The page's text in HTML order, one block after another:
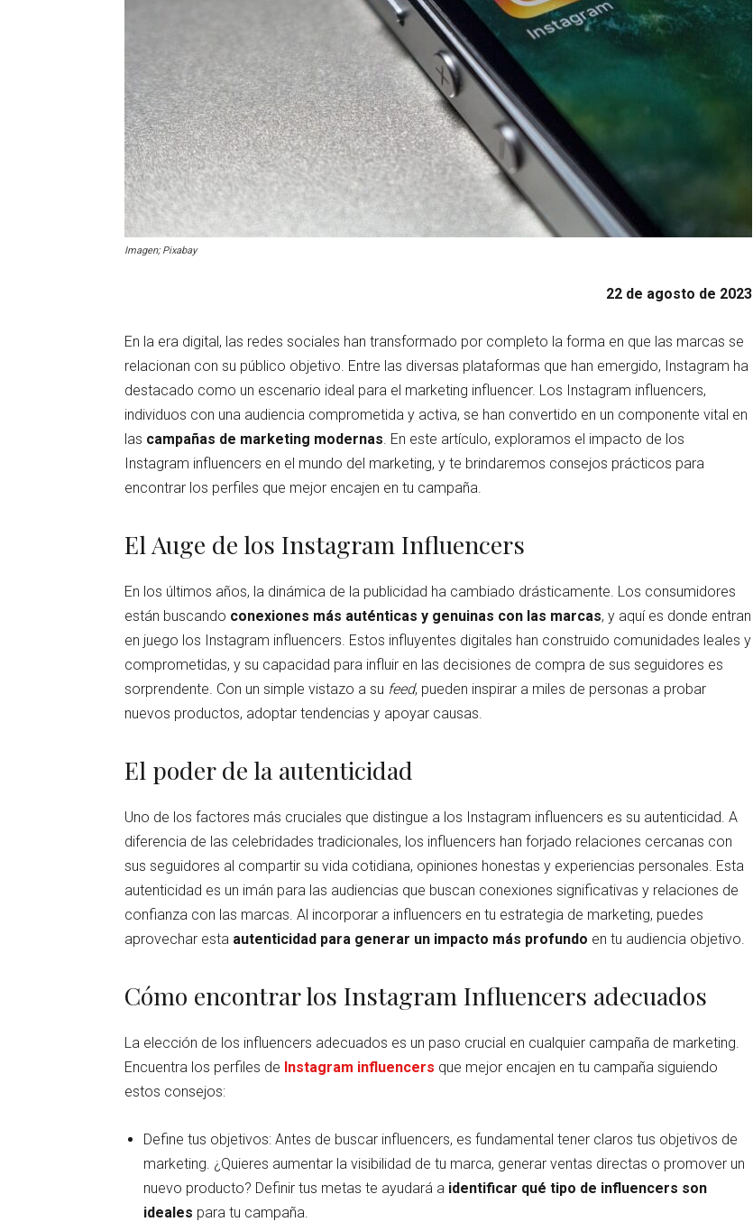
Imagen; Pixabay
22 de agosto de 2023
En la era digital, las redes sociales han transformado por completo la forma en que las marcas se
relacionan con su público objetivo. Entre las diversas plataformas que han emergido, Instagram ha
destacado como un escenario ideal para el marketing influencer. Los Instagram influencers,
individuos con una audiencia comprometida y activa, se han convertido en un componente vital en
las campañas de marketing modernas . En este artículo, exploramos el impacto de los
Instagram influencers en el mundo del marketing, y te brindaremos consejos prácticos para
encontrar los perfiles que mejor encajen en tu campaña.
El Auge de los Instagram Influencers
En los últimos años, la dinámica de la publicidad ha cambiado drásticamente. Los consumidores
están buscando conexiones más auténticas y genuinas con las marcas, y aquí es donde entran
en juego los Instagram influencers. Estos influyentes digitales han construido comunidades leales y
comprometidas, y su capacidad para influir en las decisiones de compra de sus seguidores es
sorprendente. Con un simple vistazo a su feed, pueden inspirar a miles de personas a probar
nuevos productos, adoptar tendencias y apoyar causas.
El poder de la autenticidad
Uno de los factores más cruciales que distingue a los Instagram influencers es su autenticidad. A
diferencia de las celebridades tradicionales, los influencers han forjado relaciones cercanas con
sus seguidores al compartir su vida cotidiana, opiniones honestas y experiencias personales. Esta
autenticidad es un imán para las audiencias que buscan conexiones significativas y relaciones de
confianza con las marcas. Al incorporar a influencers en tu estrategia de marketing, puedes
aprovechar esta autenticidad para generar un impacto más profundo en tu audiencia objetivo.
Cómo encontrar los Instagram Influencers adecuados
La elección de los influencers adecuados es un paso crucial en cualquier campaña de marketing.
Encuentra los perfiles de Instagram influencers que mejor encajen en tu campaña siguiendo
estos consejos:
Define tus objetivos: Antes de buscar influencers, es fundamental tener claros tus objetivos de
marketing. ¿Quieres aumentar la visibilidad de tu marca, generar ventas directas o promover un
nuevo producto? Definir tus metas te ayudará a identificar qué tipo de influencers son
ideales para tu campaña.